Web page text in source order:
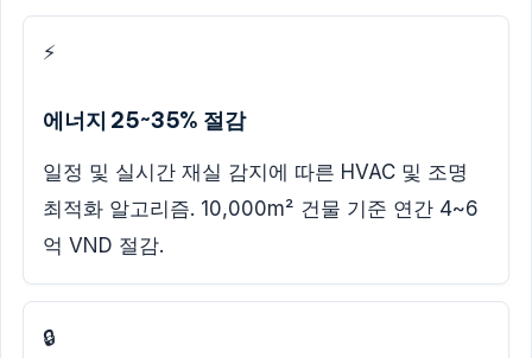
⚡
에너지 25~35% 절감
일정 및 실시간 재실 감지에 따른 HVAC 및 조명
최적화 알고리즘. 10,000m² 건물 기준 연간 4~6
억 VND 절감.
🔒